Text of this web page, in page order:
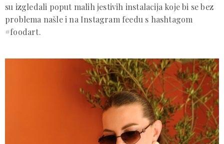
su izgledali poput malih jestivih instalacija koje bi se bez
problema našle i na Instagram feedu s hashtagom
#foodart.